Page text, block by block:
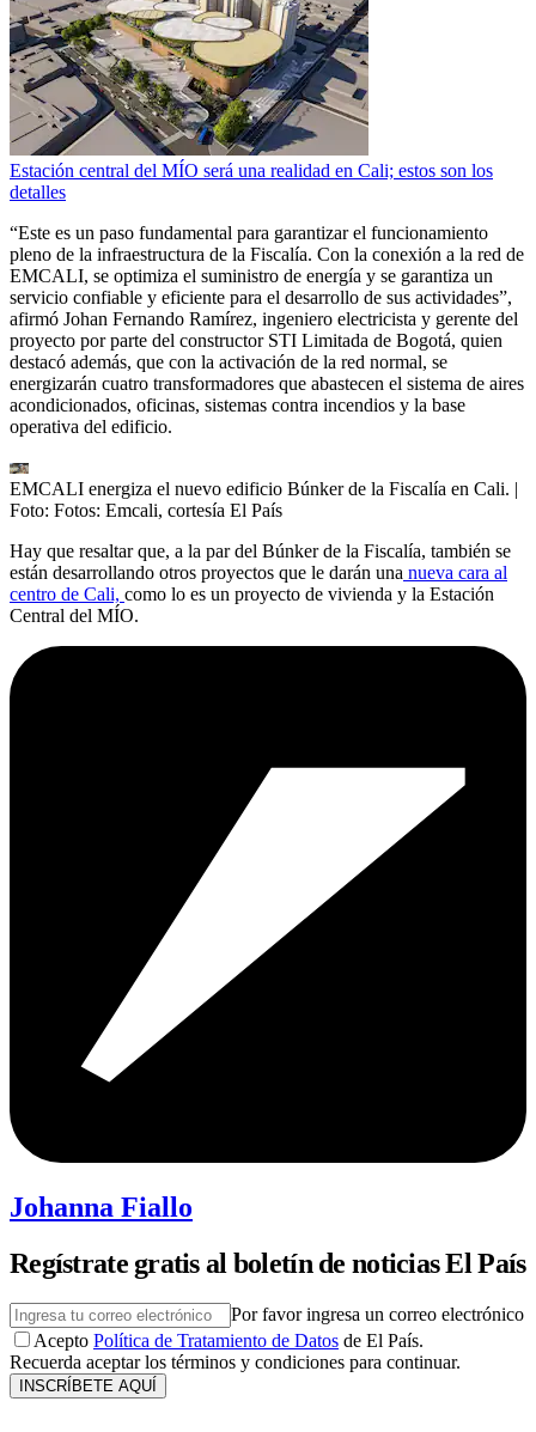
Estación central del MÍO será una realidad en Cali; estos son los
detalles
“Este es un paso fundamental para garantizar el funcionamiento
pleno de la infraestructura de la Fiscalía. Con la conexión a la red de
EMCALI, se optimiza el suministro de energía y se garantiza un
servicio confiable y eficiente para el desarrollo de sus actividades”,
afirmó Johan Fernando Ramírez, ingeniero electricista y gerente del
proyecto por parte del constructor STI Limitada de Bogotá, quien
destacó además, que con la activación de la red normal, se
energizarán cuatro transformadores que abastecen el sistema de aires
acondicionados, oficinas, sistemas contra incendios y la base
operativa del edificio.
EMCALI energiza el nuevo edificio Búnker de la Fiscalía en Cali. |
Foto: Fotos: Emcali, cortesía El País
Hay que resaltar que, a la par del Búnker de la Fiscalía, también se
están desarrollando otros proyectos que le darán una nueva cara al
centro de Cali, como lo es un proyecto de vivienda y la Estación
Central del MÍO.
Johanna Fiallo
Regístrate gratis al boletín de noticias El País
Por favor ingresa un correo electrónico
Acepto Política de Tratamiento de Datos de El País.
Recuerda aceptar los términos y condiciones para continuar.
INSCRÍBETE AQUÍ